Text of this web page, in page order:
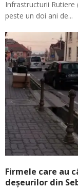
Infrastructurii Rutiere
peste un doi ani de...
Firmele care au
deșeurilor din